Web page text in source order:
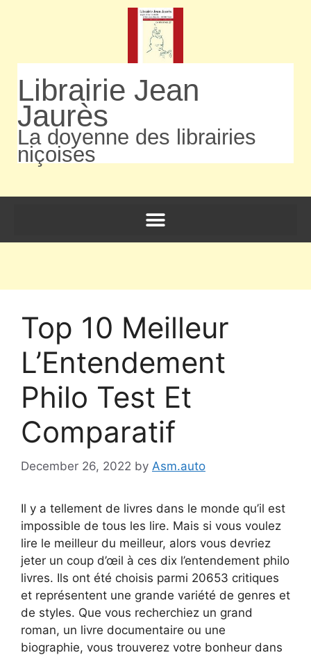
Librairie Jean
Jaurès
La doyenne des librairies
niçoises
Top 10 Meilleur
L’Entendement
Philo Test Et
Comparatif
December 26, 2022 by Asm.auto
Il y a tellement de livres dans le monde qu’il est
impossible de tous les lire. Mais si vous voulez
lire le meilleur du meilleur, alors vous devriez
jeter un coup d’œil à ces dix l’entendement philo
livres. Ils ont été choisis parmi 20653 critiques
et représentent une grande variété de genres et
de styles. Que vous recherchiez un grand
roman, un livre documentaire ou une
biographie, vous trouverez votre bonheur dans